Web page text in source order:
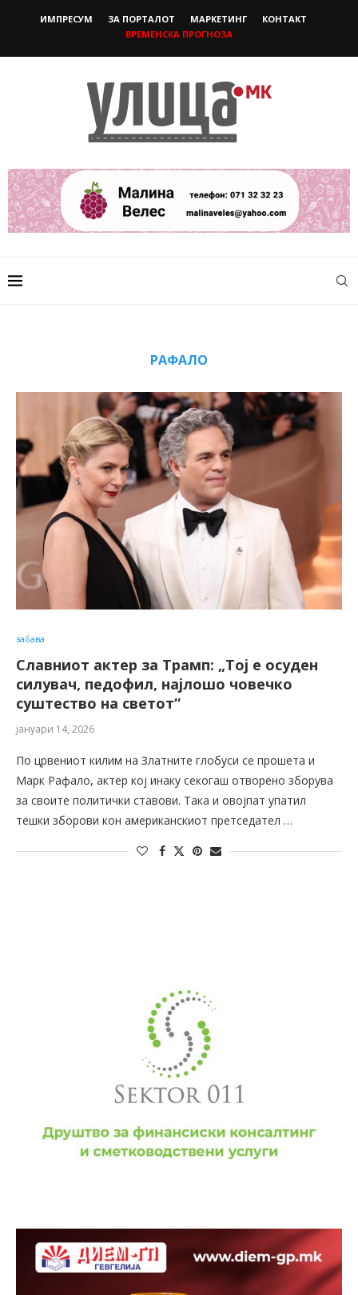
ИМПРЕСУМ ЗА ПОРТАЛОТ МАРКЕТИНГ
КОНТАКТ
ВРЕМЕНСКА ПРОГНОЗА
РАФАЛО
забава
Славниот актер за Трамп: „Тој е осуден
силувач, педофил, најлошо човечко
суштество на светот“
јануари 14, 2026
По црвениот килим на Златните глобуси се прошета и
Марк Рафало, актер кој инаку секогаш отворено зборува
за своите политички ставови. Така и овојпат упатил
тешки зборови кон американскиот претседател …